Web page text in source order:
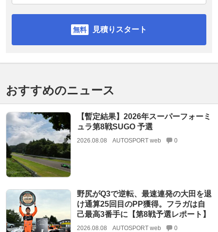
見積りスタート
おすすめのニュース
【暫定結果】2026年スーパーフォーミ
ュラ第8戦SUGO 予選
2026.08.08 AUTOSPORT web 0
野尻がQ3で逆転、最速連発の大田を退
け通算25回目のPP獲得。フラガは自
己最高3番手に【第8戦予選レポート】
2026.08.08 AUTOSPORT web 0